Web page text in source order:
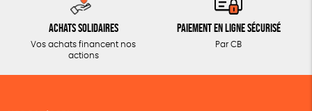
Achats solidaires
Vos achats financent nos
actions
Paiement en ligne sécurisé
Par CB